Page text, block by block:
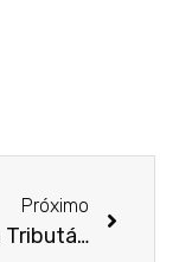
Próximo
Reforma Tributária: prefeitos eleitos começam 2025 com os desafios da transição